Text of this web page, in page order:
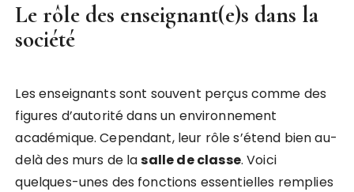
Le rôle des enseignant(e)s dans la
société
Les enseignants sont souvent perçus comme des
figures d’autorité dans un environnement
académique. Cependant, leur rôle s’étend bien au-
delà des murs de lasalledeclasse. Voici
quelques-unes des fonctions essentielles remplies